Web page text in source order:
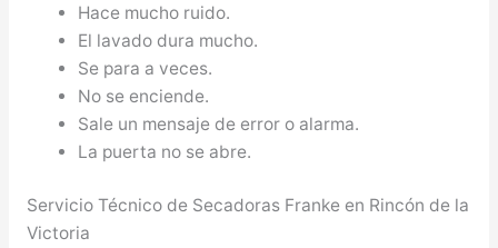
Hace mucho ruido.
El lavado dura mucho.
Se para a veces.
No se enciende.
Sale un mensaje de error o alarma.
La puerta no se abre.
Servicio Técnico de Secadoras Franke en Rincón de la
Victoria